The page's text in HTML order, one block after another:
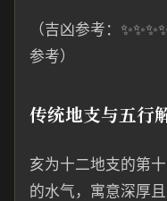
（吉凶参考：
参考）
传统地支与五行
亥为十二地支的第
的水气，寓意深厚